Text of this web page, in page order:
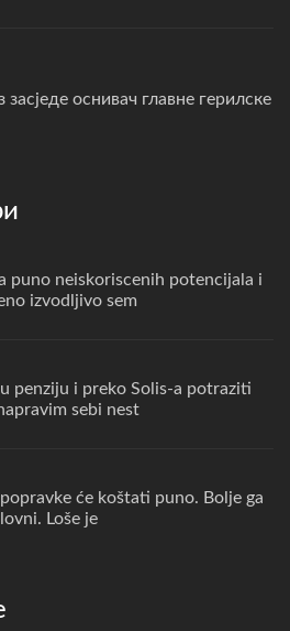
засједе оснивач главне герилске
puno neiskoriscenih potencijala i
izvodljivo sem
penziju i preko Solis-a potraziti
sebi nest
će koštati puno. Bolje ga
Loše je